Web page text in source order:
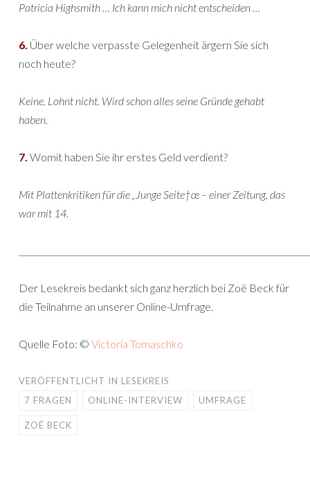
Patricia Highsmith … Ich kann mich nicht entscheiden …
6. Über welche verpasste Gelegenheit ärgern Sie sich
noch heute?
Keine. Lohnt nicht. Wird schon alles seine Gründe gehabt
haben.
7. Womit haben Sie ihr erstes Geld verdient?
Mit Plattenkritiken für die „Junge Seite†œ – einer Zeitung, das
war mit 14.
Der Lesekreis bedankt sich ganz herzlich bei Zoë Beck für
die Teilnahme an unserer Online-Umfrage.
Quelle Foto: © Victoria Tomaschko
VERÖFFENTLICHT IN LESEKREIS
7 FRAGEN
ONLINE-INTERVIEW UMFRAGE
ZOË BECK